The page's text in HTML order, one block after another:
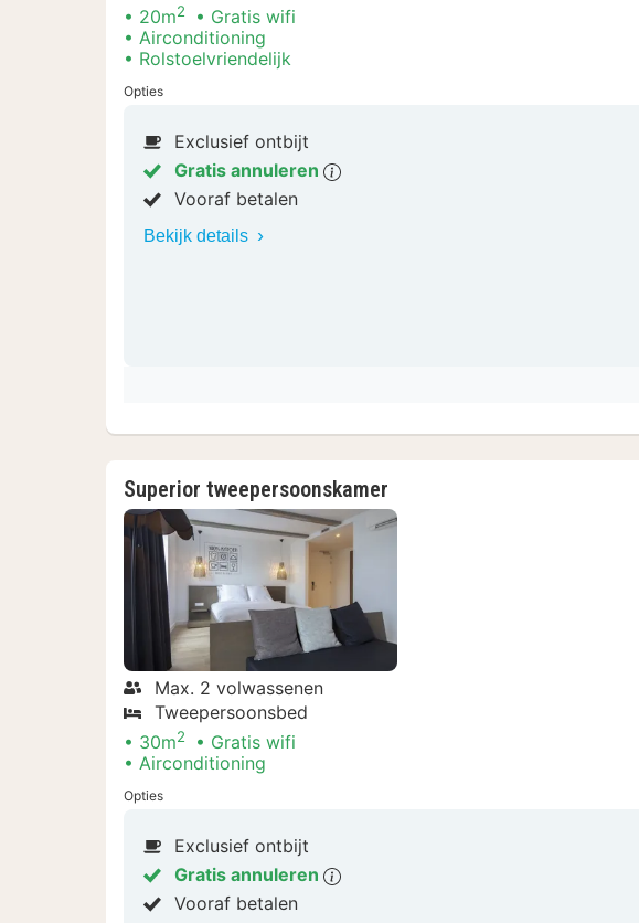
20m2
Gratis wifi
Airconditioning
Rolstoelvriendelijk
Opties
Exclusief ontbijt
Gratis annuleren
Vooraf betalen
Bekijk details
Superior tweepersoonskamer
Max. 2 volwassenen
Tweepersoonsbed
30m2
Gratis wifi
Airconditioning
Opties
Exclusief ontbijt
Gratis annuleren
Vooraf betalen